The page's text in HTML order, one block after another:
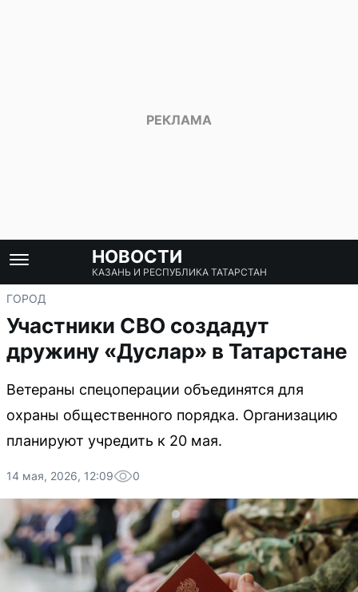
НОВОСТИ
КАЗАНЬ И РЕСПУБЛИКА ТАТАРСТАН
ГОРОД
Участники СВО создадут
дружину «Дуслар» в Татарстане
Ветераны спецоперации объединятся для
охраны общественного порядка. Организацию
планируют учредить к 20 мая.
14 мая, 2026, 12:09 0